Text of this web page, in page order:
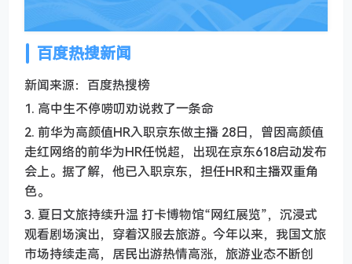
百度热搜新闻
新闻来源：百度热搜榜
1. 高中生不停唠叨劝说救了一条命
2. 前华为高颜值HR入职京东做主播 28日，曾因高颜值
走红网络的前华为HR任悦超，出现在京东618启动发布
会上。据了解，他已入职京东，担任HR和主播双重角
色。
3. 夏日文旅持续升温 打卡博物馆“网红展览”，沉浸式
观看剧场演出，穿着汉服去旅游。今年以来，我国文旅
市场持续走高，居民出游热情高涨，旅游业态不断创